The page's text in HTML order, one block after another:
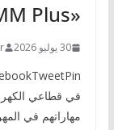
«THAMM Plus»
30 يوليو 2026
في قطاعي
مهاراتهم في